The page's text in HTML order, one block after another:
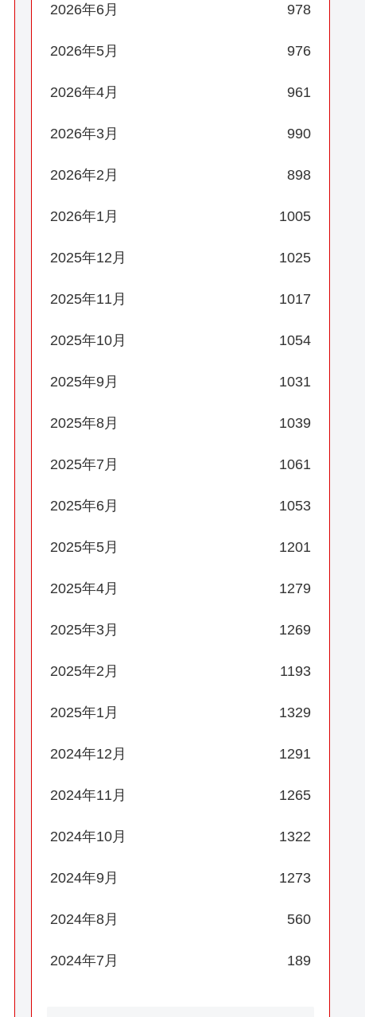
2026年6月 978
2026年5月 976
2026年4月 961
2026年3月 990
2026年2月 898
2026年1月 1005
2025年12月 1025
2025年11月 1017
2025年10月 1054
2025年9月 1031
2025年8月 1039
2025年7月 1061
2025年6月 1053
2025年5月 1201
2025年4月 1279
2025年3月 1269
2025年2月 1193
2025年1月 1329
2024年12月 1291
2024年11月 1265
2024年10月 1322
2024年9月 1273
2024年8月 560
2024年7月 189